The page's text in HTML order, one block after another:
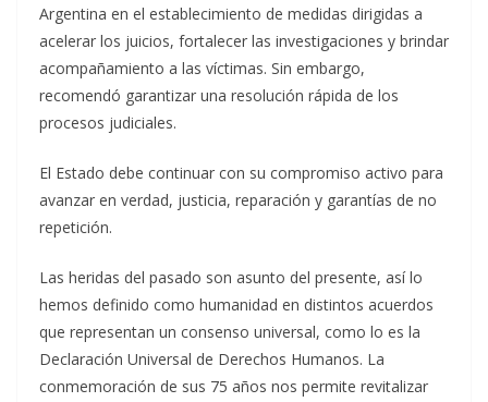
Argentina en el establecimiento de medidas dirigidas a
acelerar los juicios, fortalecer las investigaciones y brindar
acompañamiento a las víctimas. Sin embargo,
recomendó garantizar una resolución rápida de los
procesos judiciales.
El Estado debe continuar con su compromiso activo para
avanzar en verdad, justicia, reparación y garantías de no
repetición.
Las heridas del pasado son asunto del presente, así lo
hemos definido como humanidad en distintos acuerdos
que representan un consenso universal, como lo es la
Declaración Universal de Derechos Humanos. La
conmemoración de sus 75 años nos permite revitalizar